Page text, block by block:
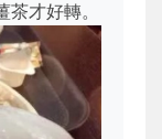
才好轉。